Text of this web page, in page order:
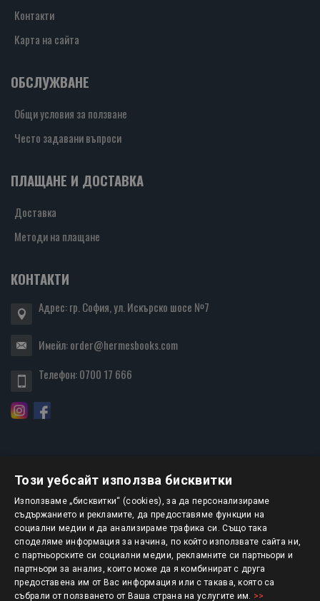
Контакти
Карта на сайта
ОБСЛУЖВАНЕ
Общи условия за ползване
Често задавани въпроси
ПЛАЩАНЕ И ДОСТАВКА
Доставка
Методи на плащане
КОНТАКТИ
Адрес: гр. София, ул. Искърско шосе №7
Имейл:order@hermesbooks.com
Телефон:0700 17 666
БЮЛЕТИН
АБОНИРАНЕ
Авторско право © 2025 HERMESBOOKS.BG
Този уебсайт използва бисквитки
Използваме „бисквитки“ (cookies), за да персонализираме
съдържанието и рекламите, да предоставяме функции на
социални медии и да анализираме трафика си. Също така
споделяме информация за начина, по който използвате сайта ни,
с партньорските си социални медии, рекламните си партньори и
партньори за анализ, които може да я комбинират с друга
предоставена им от Вас информация или с такава, която са
събрали от ползването от Ваша страна на услугите им. >>